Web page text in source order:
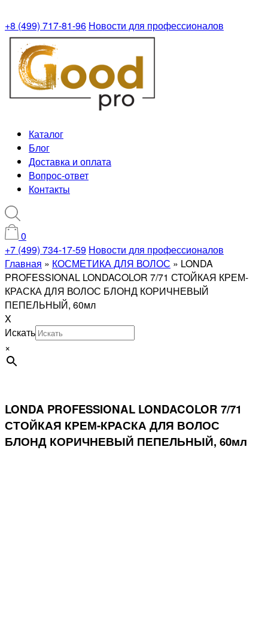
+8 (499) 717-81-96 Новости для профессионалов
Каталог
Блог
Доставка и оплата
Вопрос-ответ
Контакты
0
+7 (499) 734-17-59 Новости для профессионалов
Главная » КОСМЕТИКА ДЛЯ ВОЛОС » LONDA
PROFESSIONAL LONDACOLOR 7/71 СТОЙКАЯ КРЕМ-
КРАСКА ДЛЯ ВОЛОС БЛОНД КОРИЧНЕВЫЙ
ПЕПЕЛЬНЫЙ, 60мл
X
Искать
×
LONDA PROFESSIONAL LONDACOLOR 7/71
СТОЙКАЯ КРЕМ-КРАСКА ДЛЯ ВОЛОС
БЛОНД КОРИЧНЕВЫЙ ПЕПЕЛЬНЫЙ, 60мл